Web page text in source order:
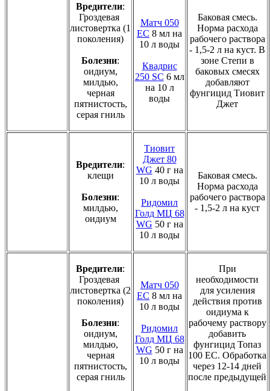
Вредители:
Гроздевая
листовертка (1
поколения)
Болезни:
оидиум,
милдью,
черная
пятнистость,
серая гниль
Матч 050
ЕС 8 мл на
10 л воды
Квадрис
250 SC 6 мл
на 10 л
воды
Баковая смесь.
Норма расхода
рабочего раствора
- 1,5-2 л на куст. В
зоне Степи в
баковых смесях
добавляют
фунгицид Тиовит
Джет
Вредители:
клещи
Болезни:
милдью,
оидиум
Тиовит
Джет 80
WG 40 г на
10 л воды
Ридомил
Голд МЦ 68
WG 50 г на
10 л воды
Баковая смесь.
Норма расхода
рабочего раствора
- 1,5-2 л на куст
Вредители:
Гроздевая
листовертка (2
поколения)
Болезни:
оидиум,
милдью,
черная
пятнистость,
серая гниль
Матч 050
ЕС 8 мл на
10 л воды
Ридомил
Голд МЦ 68
WG 50 г на
10 л воды
При
необходимости
для усиления
действия против
оидиума к
рабочему раствору
добавить
фунгицид Топаз
100 ЕС. Обработка
через 12-14 дней
после предыдущей